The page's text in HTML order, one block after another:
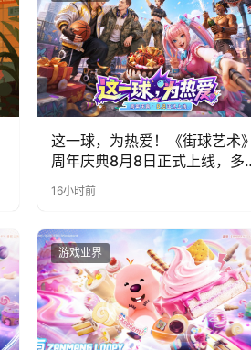
这一球，为热爱！《街球艺术
周年庆典8月8日正式上线，多
福利与全新内容同步开启
16小时前
游戏业界